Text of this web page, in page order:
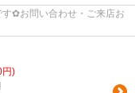
✿お問い合わせ・ご来店お
円)